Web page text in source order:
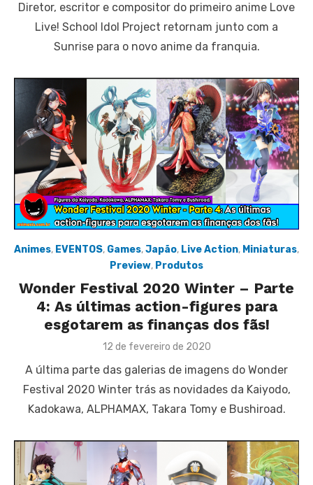
Diretor, escritor e compositor do primeiro anime Love
Live! School Idol Project retornam junto com a
Sunrise para o novo anime da franquia.
Animes, EVENTOS, Games,Japão, Live Action, Miniaturas,
Preview, Produtos
Wonder Festival 2020 Winter – Parte
4: As últimas action-figures para
esgotarem as finanças dos fãs!
Posted
12 de fevereiro de 2020
A última parte das galerias de imagens do Wonder
Festival 2020 Winter trás as novidades da Kaiyodo,
Kadokawa, ALPHAMAX, Takara Tomy e Bushiroad.